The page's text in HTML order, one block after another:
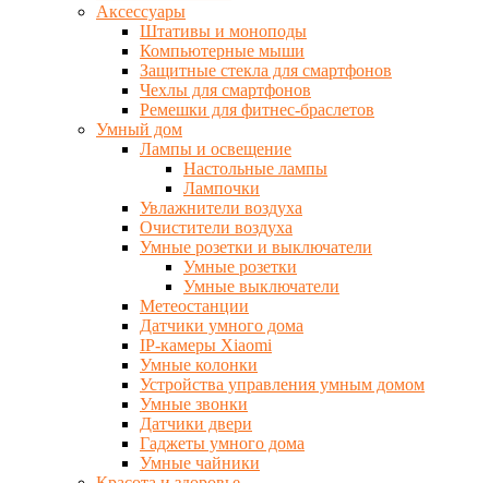
Аксессуары
Штативы и моноподы
Компьютерные мыши
Защитные стекла для смартфонов
Чехлы для смартфонов
Ремешки для фитнес-браслетов
Умный дом
Лампы и освещение
Настольные лампы
Лампочки
Увлажнители воздуха
Очистители воздуха
Умные розетки и выключатели
Умные розетки
Умные выключатели
Метеостанции
Датчики умного дома
IP-камеры Xiaomi
Умные колонки
Устройства управления умным домом
Умные звонки
Датчики двери
Гаджеты умного дома
Умные чайники